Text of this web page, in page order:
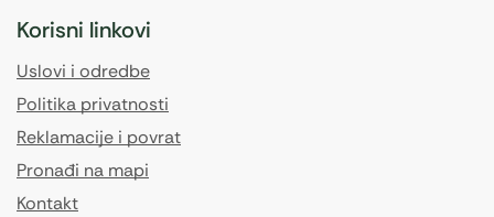
Korisni linkovi
Uslovi i odredbe
Politika privatnosti
Reklamacije i povrat
Pronađi na mapi
Kontakt